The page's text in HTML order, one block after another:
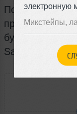
электронную
Микстейпы,
Подробности о
предзаказе
будет
Sameer Project.